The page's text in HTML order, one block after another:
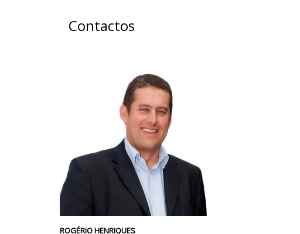
Contactos
ROGÉRIO HENRIQUES